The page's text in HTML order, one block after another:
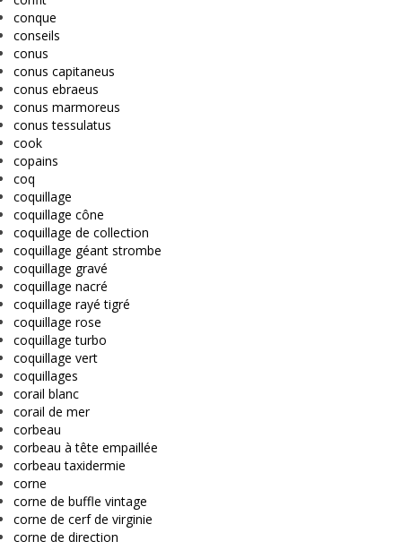
conque
conseils
conus
conus capitaneus
conus ebraeus
conus marmoreus
conus tessulatus
cook
copains
coq
coquillage
coquillage cône
coquillage de collection
coquillage géant strombe
coquillage gravé
coquillage nacré
coquillage rayé tigré
coquillage rose
coquillage turbo
coquillage vert
coquillages
corail blanc
corail de mer
corbeau
corbeau à tête empaillée
corbeau taxidermie
corne
corne de buffle vintage
corne de cerf de virginie
corne de direction